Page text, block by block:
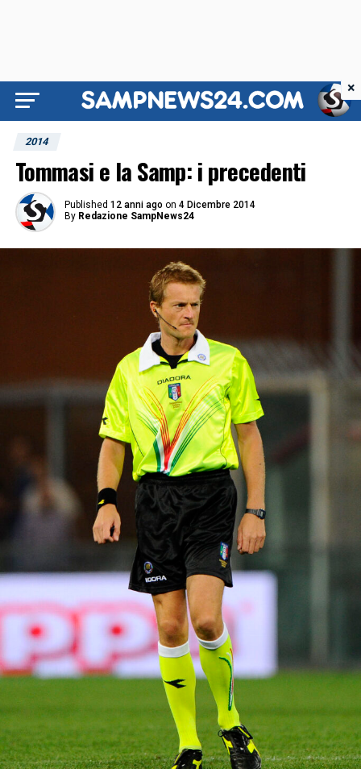
2014
Tommasi e la Samp: i precedenti
Published 12 anni ago on 4 Dicembre 2014
By Redazione SampNews24
×